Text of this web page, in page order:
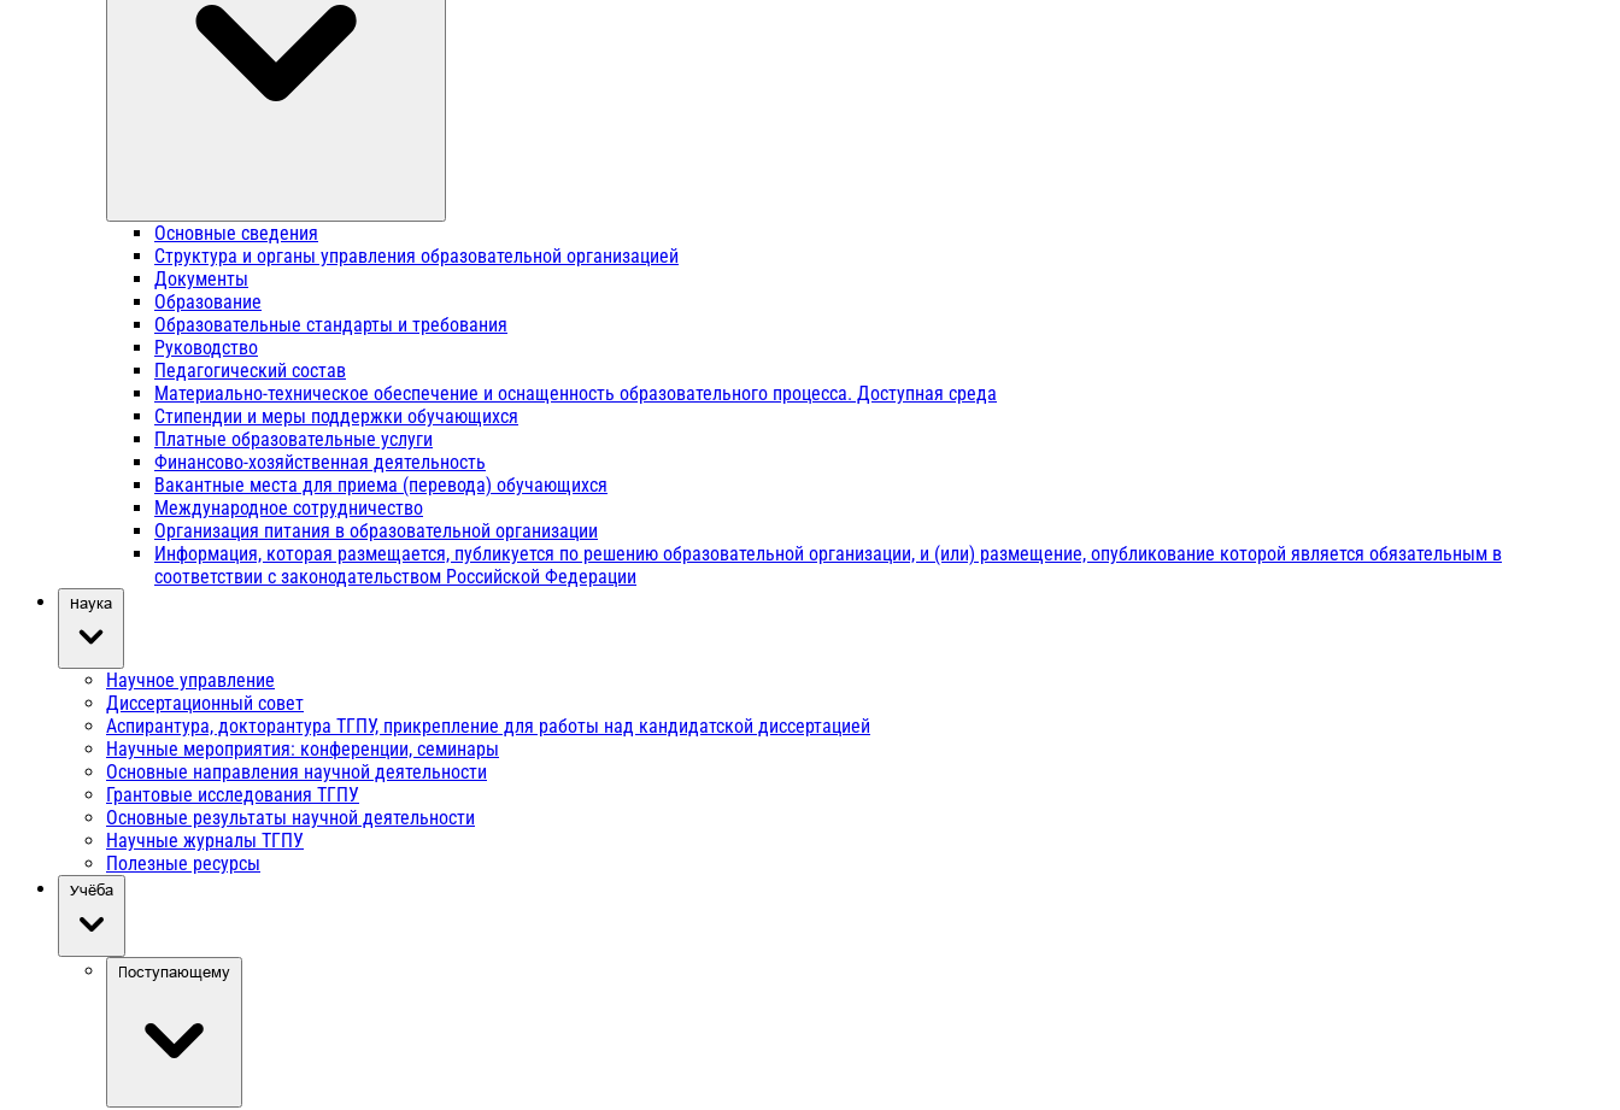
Основные сведения
Структура и органы управления образовательной организацией
Документы
Образование
Образовательные стандарты и требования
Руководство
Педагогический состав
Материально-техническое обеспечение и оснащенность образовательного процесса. Доступная среда
Стипендии и меры поддержки обучающихся
Платные образовательные услуги
Финансово-хозяйственная деятельность
Вакантные места для приема (перевода) обучающихся
Международное сотрудничество
Организация питания в образовательной организации
Информация, которая размещается, публикуется по решению образовательной организации, и (или) размещение, опубликование которой является обязательным в
соответствии с законодательством Российской Федерации
Наука
Научное управление
Диссертационный совет
Аспирантура, докторантура ТГПУ, прикрепление для работы над кандидатской диссертацией
Научные мероприятия: конференции, семинары
Основные направления научной деятельности
Грантовые исследования ТГПУ
Основные результаты научной деятельности
Научные журналы ТГПУ
Полезные ресурсы
Учёба
Поступающему